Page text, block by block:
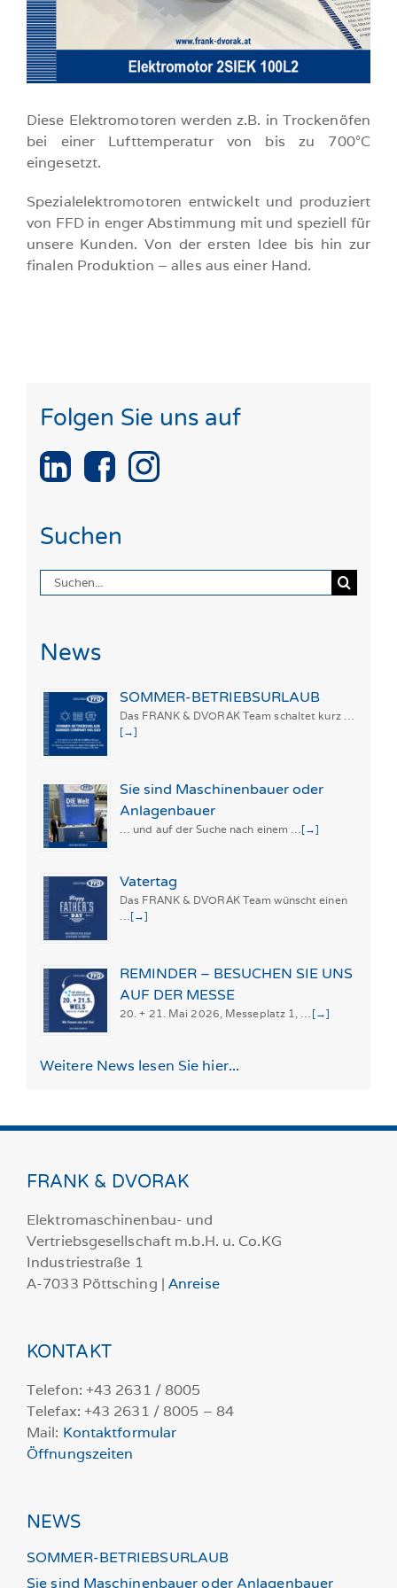
Diese Elektromotoren werden z.B. in Trockenöfen
bei einer Lufttemperatur von bis zu 700°C
eingesetzt.
Spezialelektromotoren entwickelt und produziert
von FFD in enger Abstimmung mit und speziell für
unsere Kunden. Von der ersten Idee bis hin zur
finalen Produktion – alles aus einer Hand.
Folgen Sie uns auf
Suchen
Suche
nach:
News
SOMMER-BETRIEBSURLAUB
Das FRANK & DVORAK Team schaltet kurz …
[→]
Sie sind Maschinenbauer oder
Anlagenbauer
… und auf der Suche nach einem … [→]
Vatertag
Das FRANK & DVORAK Team wünscht einen
[→]
REMINDER – BESUCHEN SIE UNS
AUF DER MESSE
20. + 21. Mai 2026, Messeplatz 1, … [→]
Weitere News lesen Sie hier...
FRANK & DVORAK
Elektromaschinenbau- und
Vertriebsgesellschaft m.b.H. u. Co.KG
Industriestraße 1
A-7033 Pöttsching |Anreise
KONTAKT
Telefon: +43 2631 / 8005
Telefax: +43 2631 / 8005 – 84
Mail: Kontaktformular
Öffnungszeiten
NEWS
SOMMER-BETRIEBSURLAUB
Sie sind Maschinenbauer oder Anlagenbauer